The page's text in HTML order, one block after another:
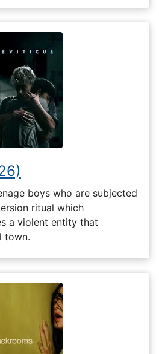
boys who are subjected
ritual which
a violent entity that
town.